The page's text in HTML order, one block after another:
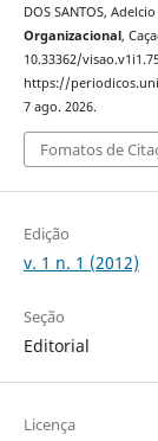
DOS SANTOS,
Organizacional,
10.33362/
https://
7 ago. 2026.
Fomatos de
Edição
v. 1 n. 1 (2012)
Seção
Editorial
Licença